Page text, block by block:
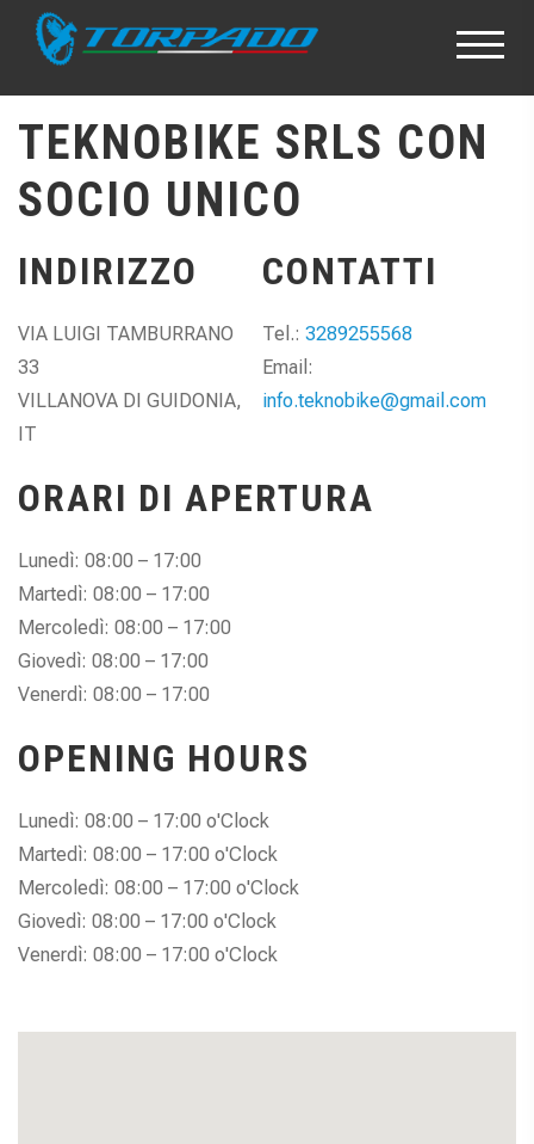
TEKNOBIKE SRLS CON
SOCIO UNICO
INDIRIZZO
VIA LUIGI TAMBURRANO
33
VILLANOVA DI GUIDONIA,
IT
CONTATTI
Tel.: 3289255568
Email:
info.teknobike@gmail.com
ORARI DI APERTURA
Lunedì: 08:00 – 17:00
Martedì: 08:00 – 17:00
Mercoledì: 08:00 – 17:00
Giovedì: 08:00 – 17:00
Venerdì: 08:00 – 17:00
OPENING HOURS
Lunedì: 08:00 – 17:00 o'Clock
Martedì: 08:00 – 17:00 o'Clock
Mercoledì: 08:00 – 17:00 o'Clock
Giovedì: 08:00 – 17:00 o'Clock
Venerdì: 08:00 – 17:00 o'Clock